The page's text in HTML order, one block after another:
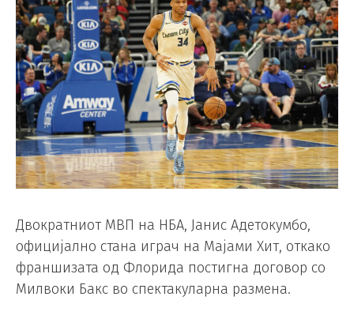
Двократниот МВП на НБА, Јанис Адетокумбо,
официјално стана играч на Мајами Хит, откако
франшизата од Флорида постигна договор со
Милвоки Бакс во спектакуларна размена.